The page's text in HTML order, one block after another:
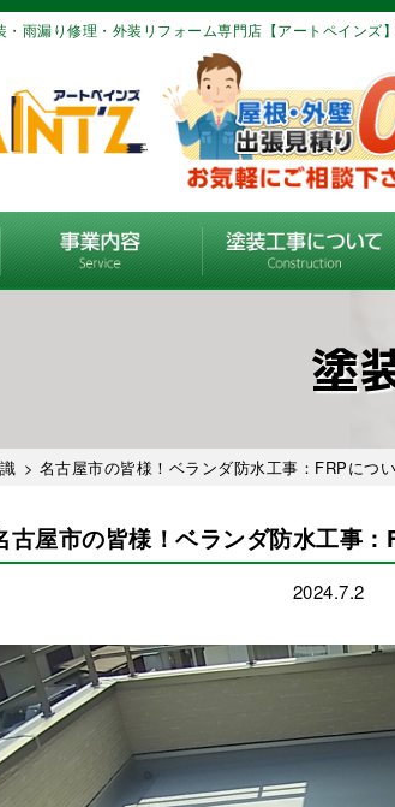
雨漏り修理・外装リフォーム専門店【アートペインズ
塗
> 名古屋市の皆様！ベランダ防水工事：FRPにつ
古屋市の皆様！ベランダ防水工事
2024.7.2